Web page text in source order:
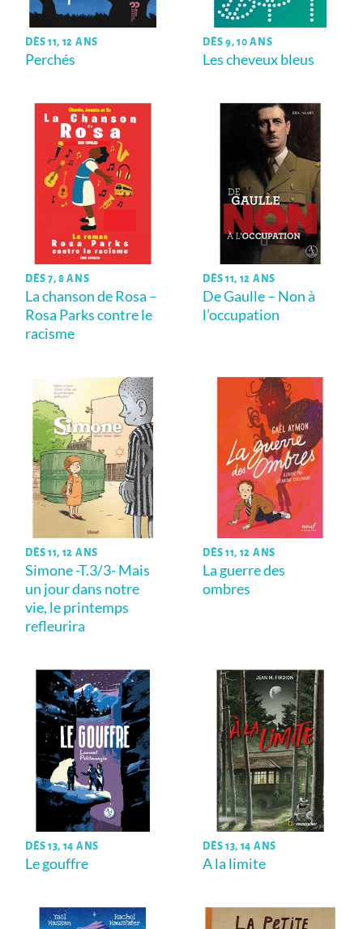
DÈS 11, 12 ANS
Perchés
DÈS 9, 10 ANS
Les cheveux bleus
DÈS 7, 8 ANS
La chanson de Rosa –
Rosa Parks contre le
racisme
DÈS 11, 12 ANS
De Gaulle – Non à
l’occupation
DÈS 11, 12 ANS
Simone -T.3/3- Mais
un jour dans notre
vie, le printemps
refleurira
DÈS 11, 12 ANS
La guerre des
ombres
DÈS 13, 14 ANS
Le gouffre
DÈS 13, 14 ANS
A la limite